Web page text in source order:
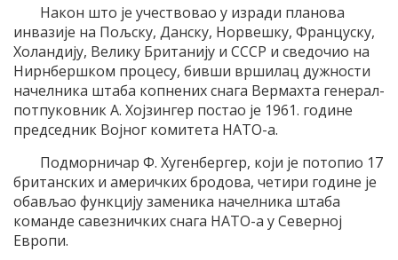
Након што је учествовао у изради планова
инвазије на Пољску, Данску, Норвешку, Француску,
Холандију, Велику Британију и СССР и сведочио на
Нирнбершком процесу, бивши вршилац дужности
начелника штаба копнених снага Вермахта генерал-
потпуковник А. Хојзингер постао је 1961. године
председник Војног комитета НАТО-а.
Подморничар Ф. Хугенбергер, који је потопио 17
британских и америчких бродова, четири године је
обављао функцију заменика начелника штаба
команде савезничких снага НАТО-а у Северној
Европи.